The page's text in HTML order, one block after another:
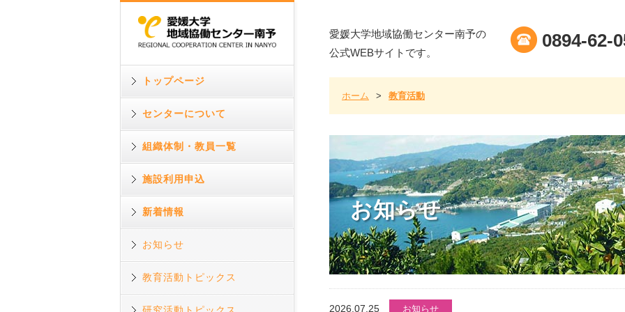
愛媛大学地域協働センター南予の
公式WEBサイトです。
0894-62-
ホーム > 教育活動
お知らせ
2026.07.25 お知らせ
トップページ
センターについて
組織体制・教員一覧
施設利用申込
新着情報
お知らせ
教育活動トピックス